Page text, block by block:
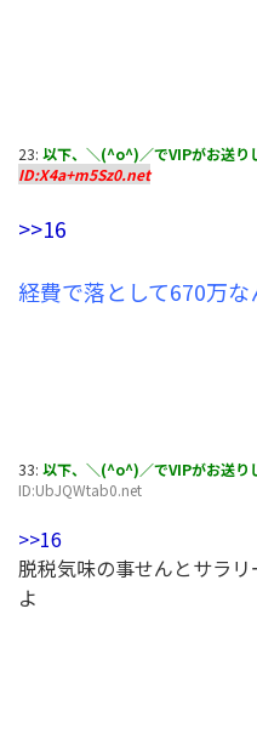
23: 以下、＼(^o^)／でVIPがお送り
ID:X4a+m5Sz0.net
>>16
経費で落として670万な
33: 以下、＼(^o^)／でVIPがお送り
ID:UbJQWtab0.net
>>16
脱税気味の事せんとサラ
よ